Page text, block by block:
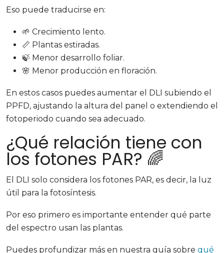
Eso puede traducirse en:
🌱 Crecimiento lento.
📏 Plantas estiradas.
🍃 Menor desarrollo foliar.
🌸 Menor producción en floración.
En estos casos puedes aumentar el DLI subiendo el
PPFD, ajustando la altura del panel o extendiendo el
fotoperiodo cuando sea adecuado.
¿Qué relación tiene con
los fotones PAR? 🌈
El DLI solo considera los fotones PAR, es decir, la luz
útil para la fotosíntesis.
Por eso primero es importante entender qué parte
del espectro usan las plantas.
Puedes profundizar más en nuestra guía sobre qué